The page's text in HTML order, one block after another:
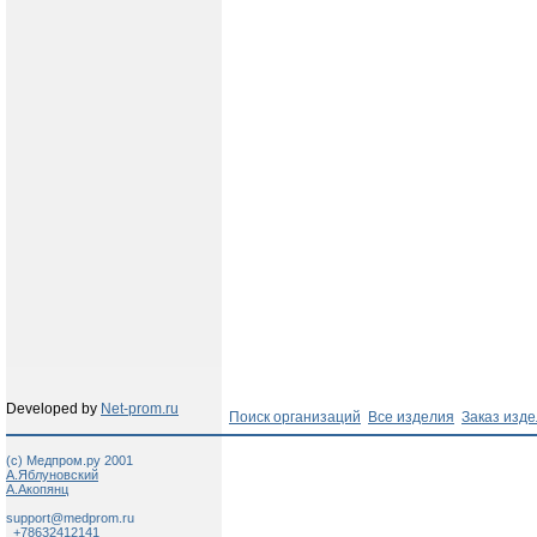
Developed by Net-prom.ru Поиск организаций Все изделия Заказ
(c) Медпром.ру 2001
А.Яблуновский
А.Акопянц
support@medprom.ru
+78632412141